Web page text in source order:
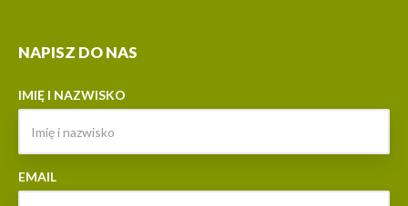
NAPISZ DO NAS
IMIĘ I NAZWISKO
EMAIL